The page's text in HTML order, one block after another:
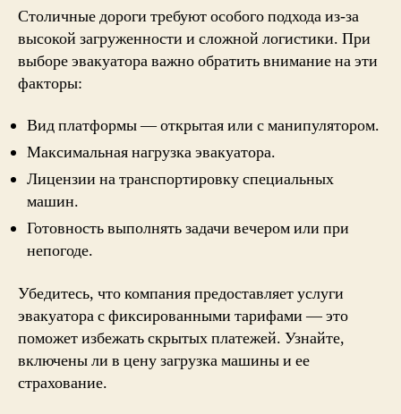
Столичные дороги требуют особого подхода из-за
высокой загруженности и сложной логистики. При
выборе эвакуатора важно обратить внимание на эти
факторы:
Вид платформы — открытая или с манипулятором.
Максимальная нагрузка эвакуатора.
Лицензии на транспортировку специальных
машин.
Готовность выполнять задачи вечером или при
непогоде.
Убедитесь, что компания предоставляет услуги
эвакуатора с фиксированными тарифами — это
поможет избежать скрытых платежей. Узнайте,
включены ли в цену загрузка машины и ее
страхование.